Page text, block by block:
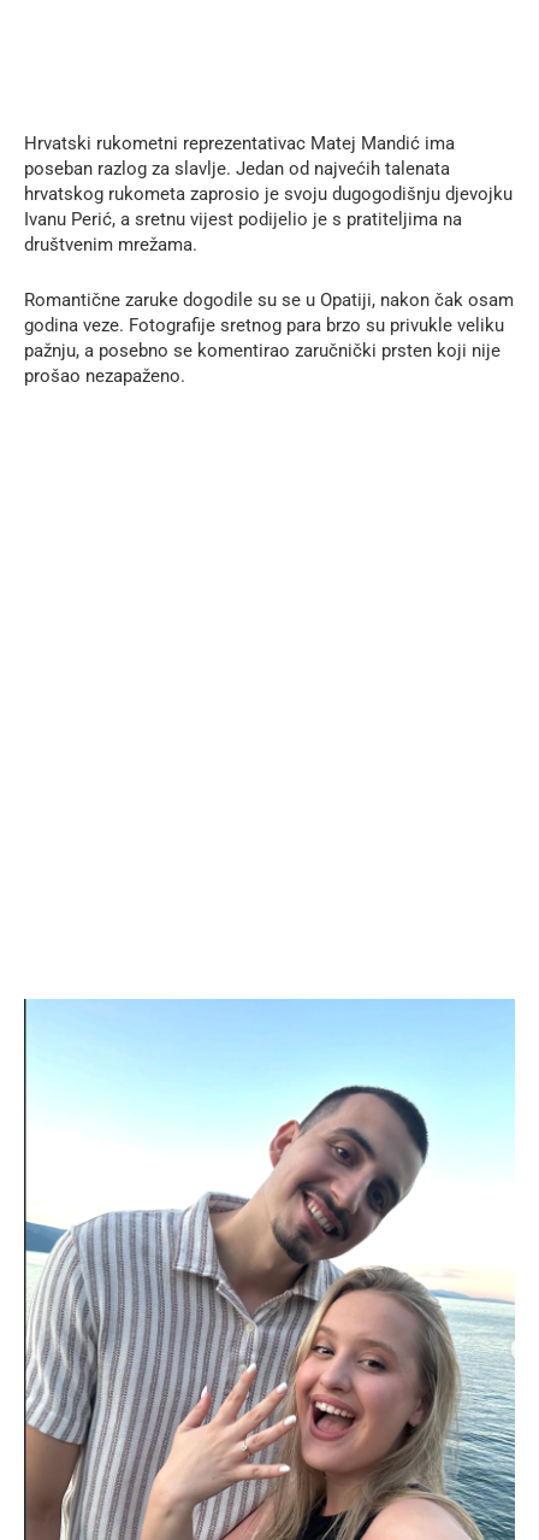
Hrvatski rukometni reprezentativac Matej Mandić ima
poseban razlog za slavlje. Jedan od najvećih talenata
hrvatskog rukometa zaprosio je svoju dugogodišnju djevojku
Ivanu Perić, a sretnu vijest podijelio je s pratiteljima na
društvenim mrežama.
Romantične zaruke dogodile su se u Opatiji, nakon čak osam
godina veze. Fotografije sretnog para brzo su privukle veliku
pažnju, a posebno se komentirao zaručnički prsten koji nije
prošao nezapaženo.